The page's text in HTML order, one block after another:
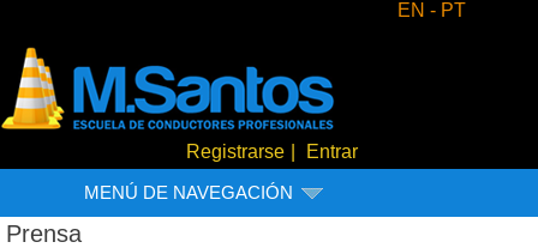
EN - PT
Registrarse
Entrar
MENÚ DE NAVEGACIÓN
Prensa